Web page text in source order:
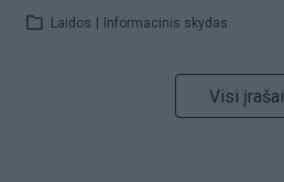
Laidos Informacinis skydas
Visi įrašai